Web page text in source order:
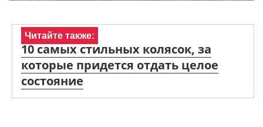
Читайте также:
10 самых стильных колясок, за
которые придется отдать целое
состояние